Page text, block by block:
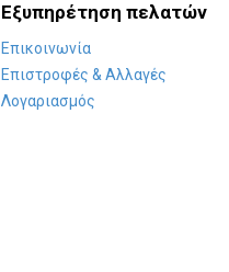
Εξυπηρέτηση πελατών
Επικοινωνία
Επιστροφές & Αλλαγές
Λογαριασμός